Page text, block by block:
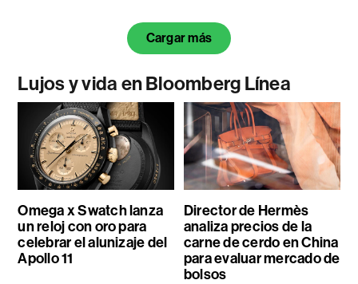
Cargar más
Lujos y vida en Bloomberg Línea
Omega x Swatch lanza
un reloj con oro para
celebrar el alunizaje del
Apollo 11
Director de Hermès
analiza precios de la
carne de cerdo en China
para evaluar mercado de
bolsos